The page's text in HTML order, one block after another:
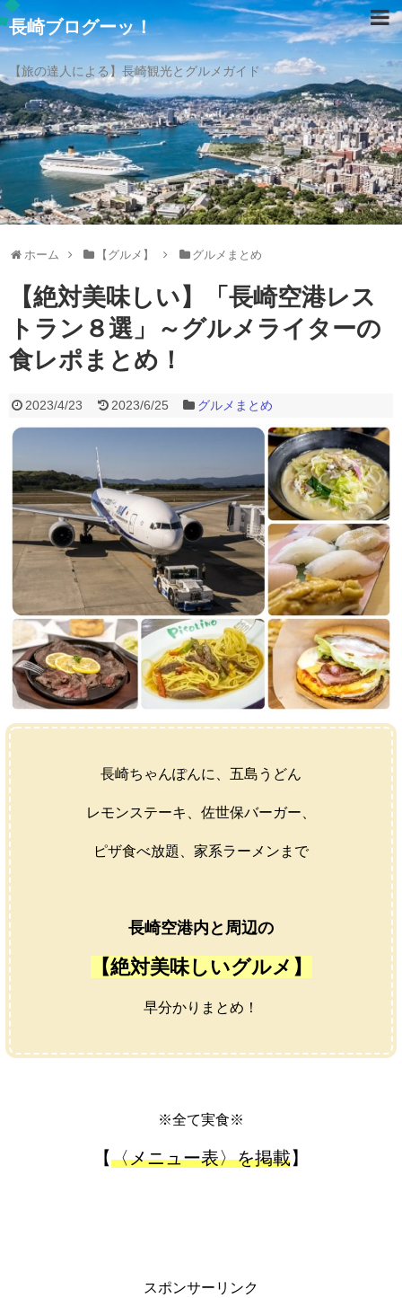
長崎ブログーッ！
【旅の達人による】長崎観光とグルメガイド
ホーム 【グルメ】 グルメまとめ
【絶対美味しい】「長崎空港レス
トラン８選」～グルメライターの
食レポまとめ！
2023/4/23 2023/6/25 グルメまとめ
長崎ちゃんぽんに、五島うどん
レモンステーキ、佐世保バーガー、
ピザ食べ放題、家系ラーメンまで
長崎空港内と周辺の
【絶対美味しいグルメ】
早分かりまとめ！
※全て実食※
【〈メニュー表〉を掲載】
スポンサーリンク